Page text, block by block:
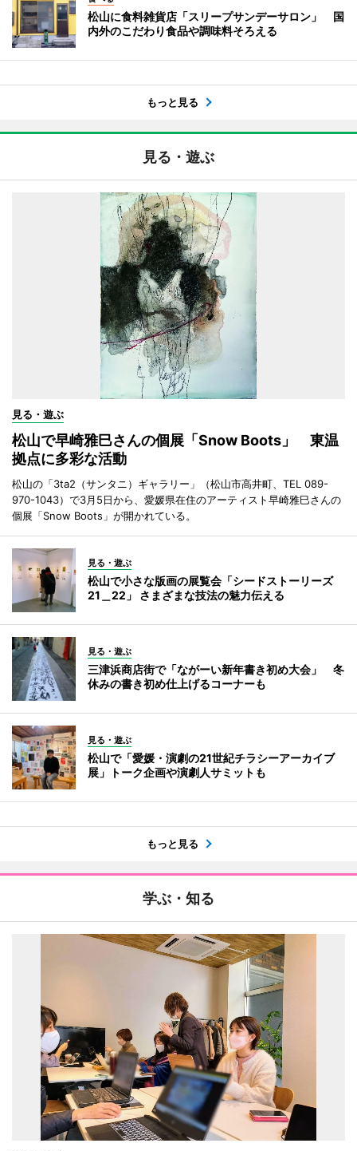
松山に食料雑貨店「スリープサンデーサロン」 国
内外のこだわり食品や調味料そろえる
もっと見る
見る・遊ぶ
見る・遊ぶ
松山で早崎雅巳さんの個展「Snow Boots」 東温
拠点に多彩な活動
松山の「3ta2（サンタニ）ギャラリー」（松山市高井町、TEL 089-
970-1043）で3月5日から、愛媛県在住のアーティスト早崎雅巳さんの
個展「Snow Boots」が開かれている。
見る・遊ぶ
松山で小さな版画の展覧会「シードストーリーズ
21＿22」 さまざまな技法の魅力伝える
見る・遊ぶ
三津浜商店街で「ながーい新年書き初め大会」 冬
休みの書き初め仕上げるコーナーも
見る・遊ぶ
松山で「愛媛・演劇の21世紀チラシーアーカイブ
展」トーク企画や演劇人サミットも
もっと見る
学ぶ・知る